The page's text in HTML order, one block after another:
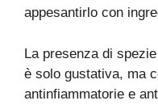
appesantirlo con
La presenza di
è solo gustativa, ma
antinfiammatorie e